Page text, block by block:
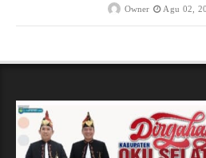
Owner Agu 02,